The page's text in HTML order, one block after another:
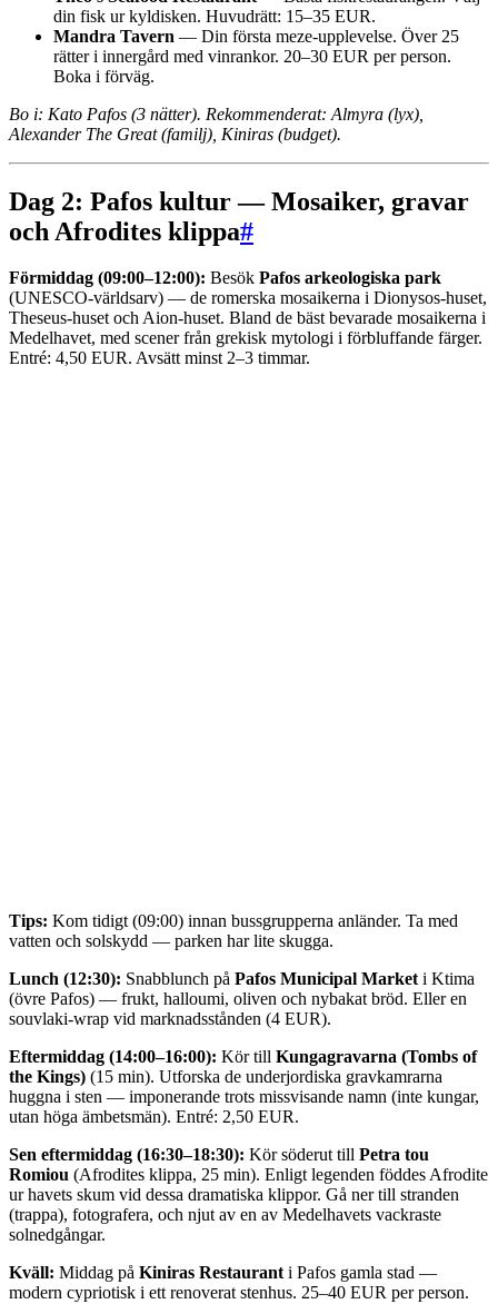
din fisk ur kyldisken. Huvudrätt: 15–35 EUR.
Mandra Tavern — Din första meze-upplevelse. Över 25
rätter i innergård med vinrankor. 20–30 EUR per person.
Boka i förväg.
Bo i: Kato Pafos (3 nätter). Rekommenderat: Almyra (lyx),
Alexander The Great (familj), Kiniras (budget).
Dag 2: Pafos kultur — Mosaiker, gravar
och Afrodites klippa#
Förmiddag (09:00–12:00): Besök Pafos arkeologiska park
(UNESCO-världsarv) — de romerska mosaikerna i Dionysos-huset,
Theseus-huset och Aion-huset. Bland de bäst bevarade mosaikerna i
Medelhavet, med scener från grekisk mytologi i förbluffande färger.
Entré: 4,50 EUR. Avsätt minst 2–3 timmar.
Tips: Kom tidigt (09:00) innan bussgrupperna anländer. Ta med
vatten och solskydd — parken har lite skugga.
Lunch (12:30): Snabblunch på Pafos Municipal Marketi Ktima
(övre Pafos) — frukt, halloumi, oliven och nybakat bröd. Eller en
souvlaki-wrap vid marknadsstånden (4 EUR).
Eftermiddag (14:00–16:00): Kör till Kungagravarna (Tombs of
the Kings) (15 min). Utforska de underjordiska gravkamrarna
huggna i sten — imponerande trots missvisande namn (inte kungar,
utan höga ämbetsmän). Entré: 2,50 EUR.
Sen eftermiddag (16:30–18:30): Kör söderut till Petra tou
Romiou (Afrodites klippa, 25 min). Enligt legenden föddes Afrodite
ur havets skum vid dessa dramatiska klippor. Gå ner till stranden
(trappa), fotografera, och njut av en av Medelhavets vackraste
solnedgångar.
Kväll: Middag på Kiniras Restauranti Pafos gamla stad —
modern cypriotisk i ett renoverat stenhus. 25–40 EUR per person.